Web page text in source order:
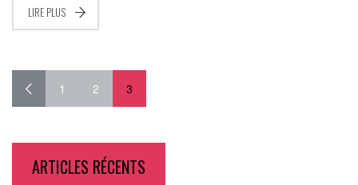
LIRE PLUS
1 2 3
ARTICLES RÉCENTS